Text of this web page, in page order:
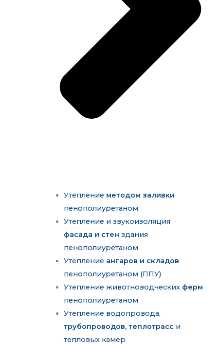
Утепление методом заливки
пенополиуретаном
Утепление и звукоизоляция
фасада и стен здания
пенополиуретаном
Утепление ангаров и складов
пенополиуретаном (ППУ)
Утепление животноводческих ферм
пенополиуретаном
Утепление водопровода,
трубопроводов, теплотрасс и
тепловых камер